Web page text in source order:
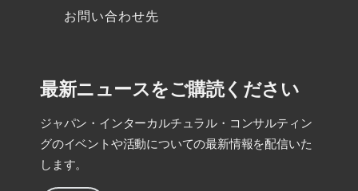
お問い合わせ先
最新ニュースをご購読ください
ジャパン・インターカルチュラル・コンサルティン
グのイベントや活動についての最新情報を配信いた
します。